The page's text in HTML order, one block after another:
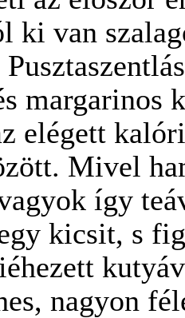
ki van
margarinos
elégett
Mivel
így
kicsit, s
nagyon